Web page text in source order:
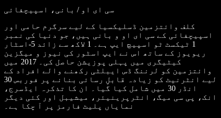
سی ای او / بانی، اسپیچفائی
کلف وائتزمین ڈسلیکسیا کے لیے سرگرم حامی اور
اسپیچفائی کے سی ای او و بانی ہیں، جو دنیا کی نمبر
1 ٹیکسٹ ٹو اسپیچ ایپ ہے۔ 1 لاکھ سے زائد 5-اسٹار
ریویوز کے ساتھ اس نے ایپ اسٹور کی نیوز و میگزین
کیٹیگری میں پہلی پوزیشن حاصل کی۔ 2017 میں
وائتزمین کو لرننگ ڈس ایبلٹی رکھنے والے افراد کے
لیے انٹرنیٹ کو زیادہ قابلِ رسائی بنانے پر فوربس 30
انڈر 30 میں شامل کیا گیا۔ ان کا تذکرہ ایڈسرج،
انک، پی سی میگ، انٹرپرینیئر، میشیبل اور کئی دیگر
نمایاں پلیٹ فارمز پر آ چکا ہے۔